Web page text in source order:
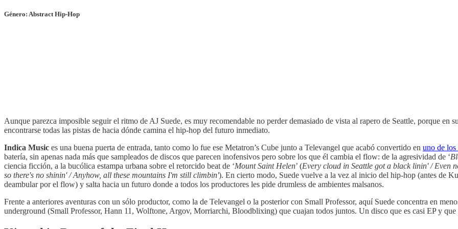
Género: Abstract Hip-Hop
Aunque parezca imposible seguir el ritmo de AJ Suede, es muy recomendable no perder demasiado de vista al rapero de Seattle, porque en
encontrarse todas las pistas de hacia dónde camina el hip-hop del futuro inmediato.
Indica Music es una buena puerta de entrada, tanto como lo fue ese Metatron’s Cube junto a Televangel que acabó convertido en uno de los
batería, sin apenas nada más que sampleados de discos que parecen inofensivos pero sobre los que él cambia el flow: de la agresividad de ‘
ciencia ficción, a la bucólica estampa urbana sobre el retorcido beat de ‘Mount Saint Helen’ (Every cloud in Seattle got a black linin' / Even
so there's no shinin' / Anyhow, all these mountains I'm still climbin'). En cierto modo, Suede vuelve a la vez al inicio del hip-hop (antes de
deambular por el flow) y salta hacia un futuro donde a todos los productores les pide drumless de ambientes malsanos.
Frente a anteriores aventuras con un sólo productor, como la de Televangel o la posterior con Small Professor, aquí Suede concentra en
underground (Small Professor, Hann 11, Wolftone, Argov, Morriarchi, Bloodblixing) que cuajan todos juntos. Un disco que es casi EP y